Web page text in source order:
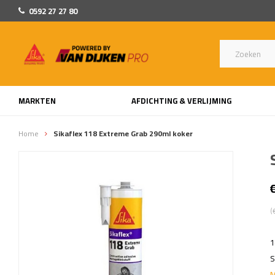
0592 27 27 80
MARKTEN AFDICHTING & VERLIJMING
Home Sikaflex 118 Extreme Grab 290ml koker